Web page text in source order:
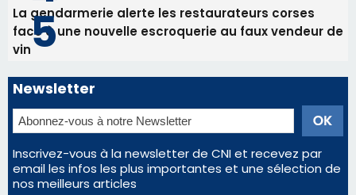
La gendarmerie alerte les restaurateurs corses
face à une nouvelle escroquerie au faux vendeur de
vin
Newsletter
Inscrivez-vous à la newsletter de CNI et recevez par
email les infos les plus importantes et une sélection de
nos meilleurs articles